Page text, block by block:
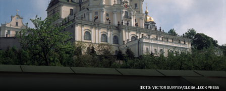
ФОТО: VICTOR GURYEV/GLOBALLOOKPRESS